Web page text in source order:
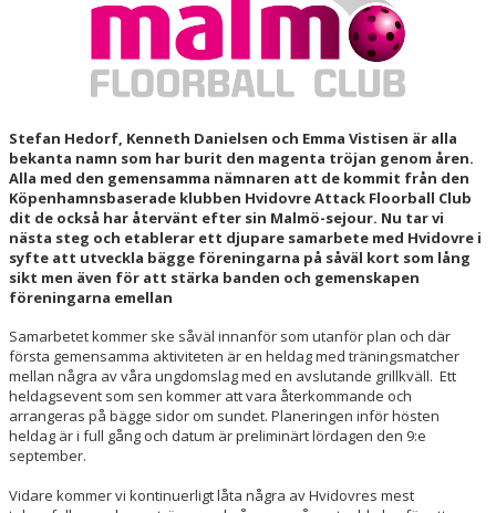
Stefan Hedorf, Kenneth Danielsen och Emma Vistisen är alla
bekanta namn som har burit den magenta tröjan genom åren.
Alla med den gemensamma nämnaren att de kommit från den
Köpenhamnsbaserade klubben Hvidovre Attack Floorball Club
dit de också har återvänt efter sin Malmö-sejour. Nu tar vi
nästa steg och etablerar ett djupare samarbete med Hvidovre i
syfte att utveckla bägge föreningarna på såväl kort som lång
sikt men även för att stärka banden och gemenskapen
föreningarna emellan
Samarbetet kommer ske såväl innanför som utanför plan och där
första gemensamma aktiviteten är en heldag med träningsmatcher
mellan några av våra ungdomslag med en avslutande grillkväll. Ett
heldagsevent som sen kommer att vara återkommande och
arrangeras på bägge sidor om sundet. Planeringen inför hösten
heldag är i full gång och datum är preliminärt lördagen den 9:e
september.
Vidare kommer vi kontinuerligt låta några av Hvidovres mest